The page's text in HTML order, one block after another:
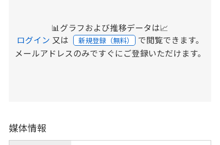
📊グラフおよび推移データは📈
ログイン 又は 新規登録（無料） で閲覧できます。
メールアドレスのみですぐにご登録いただけます。
媒体情報